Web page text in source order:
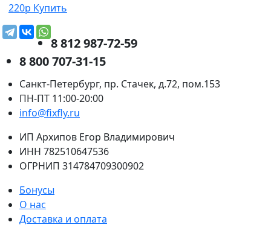
220р Купить
8 812 987-72-59
8 800 707-31-15
Санкт-Петербург, пр. Стачек, д.72, пом.153
ПН-ПТ 11:00-20:00
info@fixfly.ru
ИП Архипов Егор Владимирович
ИНН 782510647536
ОГРНИП 314784709300902
Бонусы
О нас
Доставка и оплата